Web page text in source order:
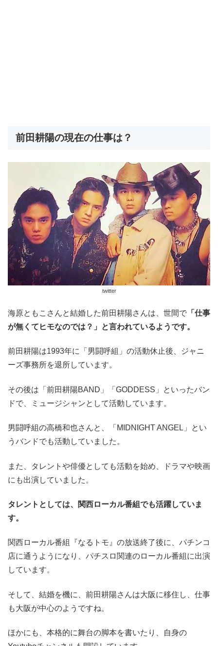
前田耕陽の現在の仕事は？
twitter
海原ともこさんと結婚した前田耕陽さんは、世間で 「仕事
が無くてヒモなのでは？」と言われているようです。
前田耕陽は1993年に「男闘呼組」の活動休止後、ジャニ
ーズ事務所を退所しています。
その後は「前田耕陽BAND」「GODDESS」といったバン
ドで、ミュージシャンとして活動しています。
男闘呼組の高橋和也さんと、「MIDNIGHT ANGEL」とい
うバンドでも活動していました。
また、タレントや俳優としても活動を始め、ドラマや映画
にも出演していました。
タレントとしては、関西ローカル番組でも活躍していま
す。
関西ローカル番組『なるトモ』の放送終了後に、パチンコ
店に通うようになり、パチスロ関連のローカル番組に出演
しています。
そして、結婚を機に、前田耕陽さんは大阪に移住し、仕事
も大阪が中心のようですね。
ほかにも、本格的に舞台の脚本を書いたり、自身の